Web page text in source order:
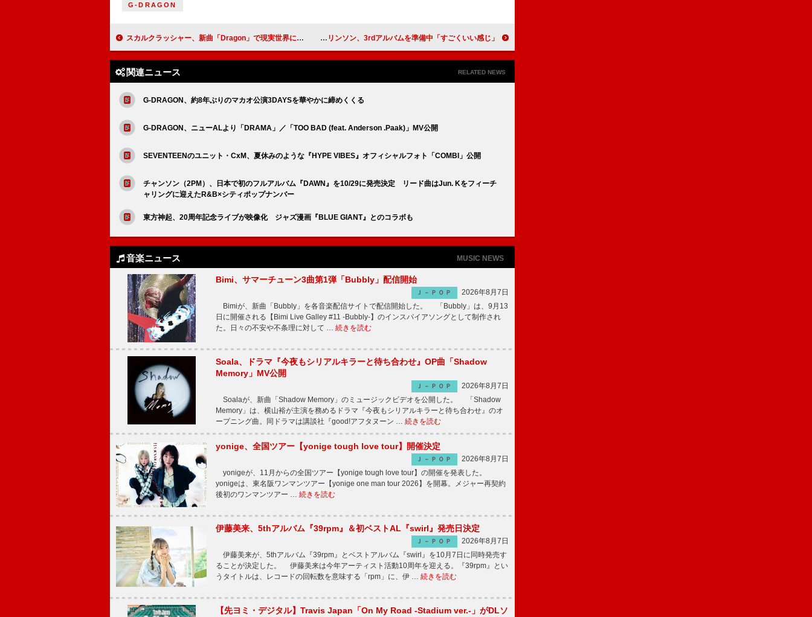
G-DRAGON
スカルクラッシャー、新曲「Dragon」で現実世界に引き戻される感覚を描く ルイ・トムリンソン、3rdアルバムを準備中「すごくいい感じ」
関連ニュース RELATED NEWS
G-DRAGON、約8年ぶりのマカオ公演3DAYSを華やかに締めくくる
G-DRAGON、ニューALより「DRAMA」／「TOO BAD (feat. Anderson .Paak)」MV公開
SEVENTEENのユニット・CxM、夏休みのような『HYPE VIBES』オフィシャルフォト「COMBI」公開
チャンソン（2PM）、日本で初のフルアルバム『DAWN』を10/29に発売決定 リード曲はJun. Kをフィーチ
ャリングに迎えたR&B×シティポップナンバー
東方神起、20周年記念ライブが映像化 ジャズ漫画『BLUE GIANT』とのコラボも
音楽ニュース MUSIC NEWS
Bimi、サマーチューン3曲第1弾「Bubbly」配信開始
Ｊ－ＰＯＰ
2026年8月7日
Bimiが、新曲「Bubbly」を各音楽配信サイトで配信開始した。 「Bubbly」は、9月13
日に開催される【Bimi Live Galley #11 -Bubbly-】のインスパイアソングとして制作され
た。日々の不安や不条理に対して … 続きを読む
Soala、ドラマ『今夜もシリアルキラーと待ち合わせ』OP曲「Shadow
Memory」MV公開
Ｊ－ＰＯＰ
2026年8月7日
Soalaが、新曲「Shadow Memory」のミュージックビデオを公開した。 「Shadow
Memory」は、横山裕が主演を務めるドラマ『今夜もシリアルキラーと待ち合わせ』のオ
ープニング曲。同ドラマは講談社『good!アフタヌーン … 続きを読む
yonige、全国ツアー【yonige tough love tour】開催決定
Ｊ－ＰＯＰ
2026年8月7日
yonigeが、11月からの全国ツアー【yonige tough love tour】の開催を発表した。
yonigeは、東名阪ワンマンツアー【yonige one man tour 2026】を開幕。メジャー再契約
後初のワンマンツアー … 続きを読む
伊藤美来、5thアルバム『39rpm』＆初ベストAL『swirl』発売日決定
Ｊ－ＰＯＰ
2026年8月7日
伊藤美来が、5thアルバム『39rpm』とベストアルバム『swirl』を10月7日に同時発売す
ることが決定した。 伊藤美来は今年アーティスト活動10周年を迎える。『39rpm』とい
うタイトルは、レコードの回転数を意味する「rpm」に、伊 … 続きを読む
【先ヨミ・デジタル】Travis Japan「On My Road -Stadium ver.-」がDLソ